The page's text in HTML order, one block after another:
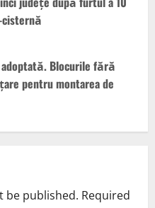
cisternă
adoptată. Blocurile fără
pentru montarea de
be published. Required